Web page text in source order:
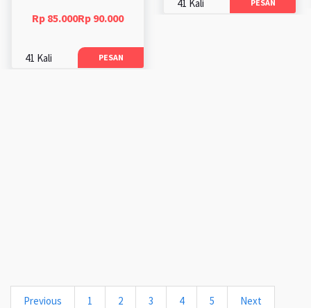
41 Kali PESAN
Rp 85.000Rp 90.000
41 Kali PESAN
Previous 1 2 3 4 5 Next